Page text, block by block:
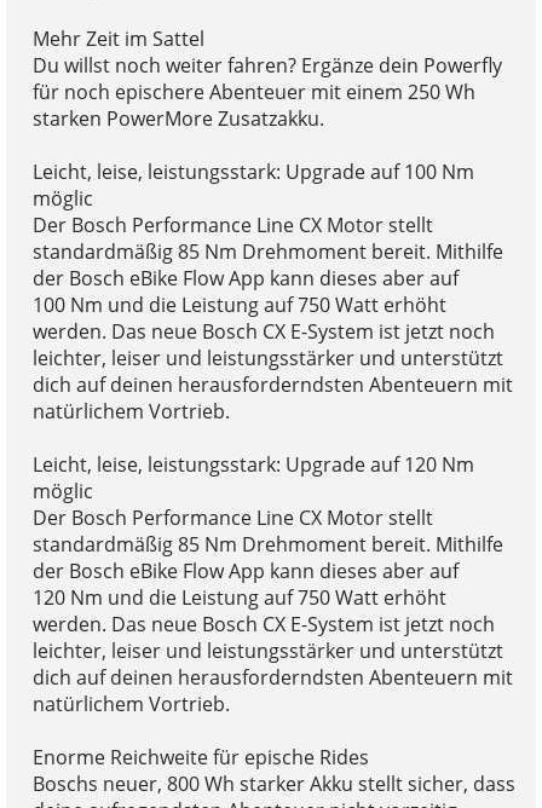
Mehr Zeit im Sattel
Du willst noch weiter fahren? Ergänze dein Powerfly
für noch epischere Abenteuer mit einem 250 Wh
starken PowerMore Zusatzakku.
Leicht, leise, leistungsstark: Upgrade auf 100 Nm
möglic
Der Bosch Performance Line CX Motor stellt
standardmäßig 85 Nm Drehmoment bereit. Mithilfe
der Bosch eBike Flow App kann dieses aber auf
100 Nm und die Leistung auf 750 Watt erhöht
werden. Das neue Bosch CX E-System ist jetzt noch
leichter, leiser und leistungsstärker und unterstützt
dich auf deinen herausforderndsten Abenteuern mit
natürlichem Vortrieb.
Leicht, leise, leistungsstark: Upgrade auf 120 Nm
möglic
Der Bosch Performance Line CX Motor stellt
standardmäßig 85 Nm Drehmoment bereit. Mithilfe
der Bosch eBike Flow App kann dieses aber auf
120 Nm und die Leistung auf 750 Watt erhöht
werden. Das neue Bosch CX E-System ist jetzt noch
leichter, leiser und leistungsstärker und unterstützt
dich auf deinen herausforderndsten Abenteuern mit
natürlichem Vortrieb.
Enorme Reichweite für epische Rides
Boschs neuer, 800 Wh starker Akku stellt sicher, dass